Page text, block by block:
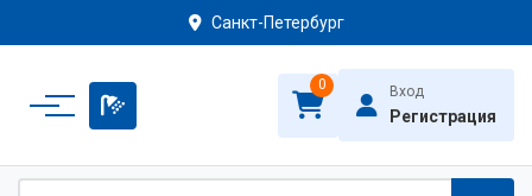
Санкт-Петербург
0 Вход
Регистрация